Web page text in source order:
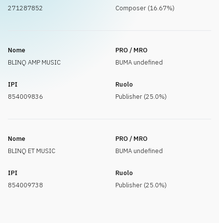
271287852 Composer (16.67%)
Nome
BLINQ AMP MUSIC
PRO / MRO
BUMA undefined
IPI
854009836
Ruolo
Publisher (25.0%)
Nome
BLINQ ET MUSIC
PRO / MRO
BUMA undefined
IPI
854009738
Ruolo
Publisher (25.0%)